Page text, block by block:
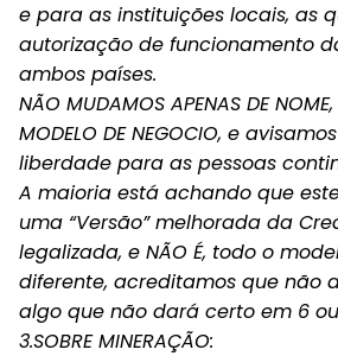
e para as instituições locais, as
autorização de funcionamento da
ambos países.
NÃO MUDAMOS APENAS DE
MODELO DE NEGOCIO, e
liberdade para as pessoas
A maioria está achando que
uma “Versão” melhorada da
legalizada, e NÃO É, todo o
diferente, acreditamos que não
algo que não dará certo em 6 ou
3.SOBRE MINERAÇÃO: